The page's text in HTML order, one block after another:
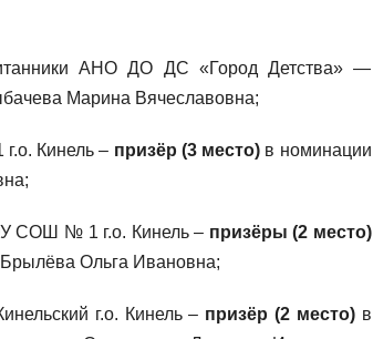
АНО ДО ДС «Город Детства» —
Марина Вячеславовна;
Кинель – призёр (3 место) в номинации
СОШ № 1 г.о. Кинель – призёры (2 место)
Ольга Ивановна;
г.о. Кинель – призёр (2 место)в